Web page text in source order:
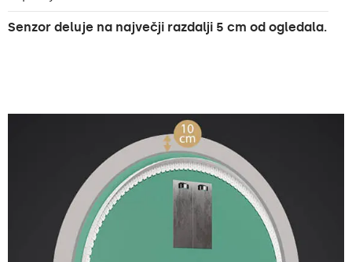
Senzor deluje na največji razdalji 5 cm od ogledala.